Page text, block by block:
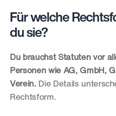
Für welche
du sie?
Du brauchst Statuten vor
Personen wie AG, GmbH,
Verein. Die Details
Rechtsform.